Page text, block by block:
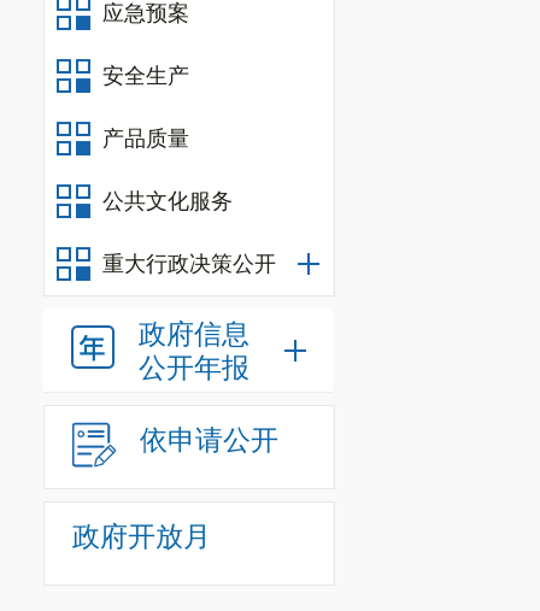
应急预案
安全生产
产品质量
公共文化服务
重大行政决策公开
政府信息
公开年报
依申请公开
政府开放月